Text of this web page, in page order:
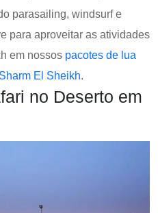
parasailing, windsurf e
para aproveitar as atividades
em nossos pacotes de lua
El Sheikh.
no Deserto em